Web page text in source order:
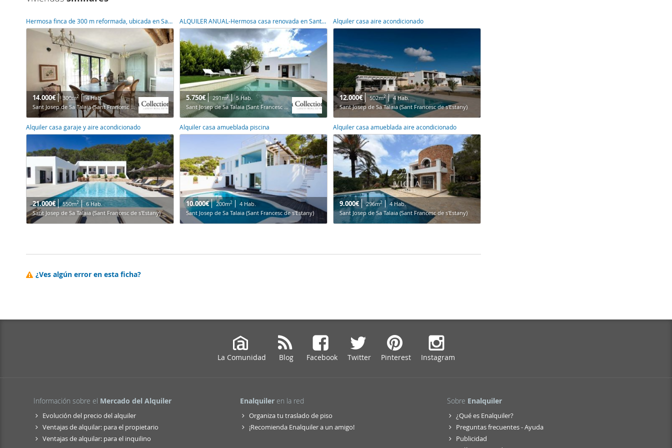
Hermosa finca de 300 m reformada, ubicada en Sa Caleta, Ibiza
14.000€ 300m2
4 Hab.
Sant Josep de Sa Talaia (Sant Francesc de s'Estany)
ALQUILER ANUAL-Hermosa casa renovada en Sant Josep, Ibiza
5.750€ 291m2
5 Hab.
Sant Josep de Sa Talaia (Sant Francesc de s'Estany)
Alquiler casa aire acondicionado
12.000€ 502m2
4 Hab.
Sant Josep de Sa Talaia (Sant Francesc de s'Estany)
Alquiler casa garaje y aire acondicionado
21.000€ 550m2
6 Hab.
Sant Josep de Sa Talaia (Sant Francesc de s'Estany)
Alquiler casa amueblada piscina
10.000€ 200m2
4 Hab.
Sant Josep de Sa Talaia (Sant Francesc de s'Estany)
Alquiler casa amueblada aire acondicionado
9.000€ 296m2
4 Hab.
Sant Josep de Sa Talaia (Sant Francesc de s'Estany)
¿Ves algún error en esta ficha?
La Comunidad Blog Facebook Twitter Pinterest Instagram
Información sobre el Mercado del Alquiler
Evolución del precio del alquiler
Ventajas de alquilar: para el propietario
Ventajas de alquilar: para el inquilino
Enalquiler en la red
Organiza tu traslado de piso
¡Recomienda Enalquiler a un amigo!
Sobre Enalquiler
¿Qué es Enalquiler?
Preguntas frecuentes - Ayuda
Publicidad